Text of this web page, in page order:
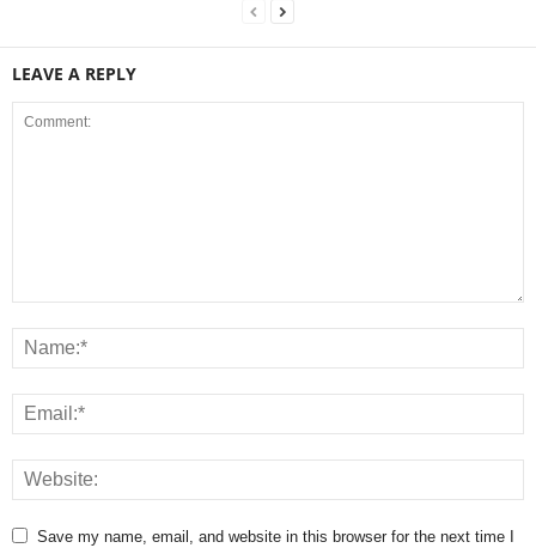
LEAVE A REPLY
Save my name, email, and website in this browser for the next time I